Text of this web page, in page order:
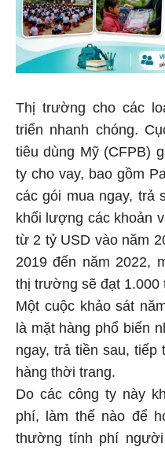
Thị trường cho các
triển nhanh chóng.
tiêu dùng Mỹ (CFPB)
ty cho vay, bao gồm
các gói mua ngay, trả
khối lượng các khoản
từ 2 tỷ USD vào năm
2019 đến năm 2022,
thị trường sẽ đạt 1.000
Một cuộc khảo sát
là mặt hàng phổ biến
ngay, trả tiền sau, tiếp
hàng thời trang.
Do các công ty này
phí, làm thế nào để
thường tính phí